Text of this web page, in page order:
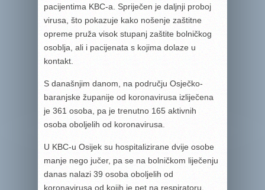
pacijentima KBC-a. Spriječen je daljnji proboj
virusa, što pokazuje kako nošenje zaštitne
opreme pruža visok stupanj zaštite bolničkog
osoblja, ali i pacijenata s kojima dolaze u
kontakt.
S današnjim danom, na području Osječko-
baranjske županije od koronavirusa izliječena
je 361 osoba, pa je trenutno 165 aktivnih
osoba oboljelih od koronavirusa.
U KBC-u Osijek su hospitalizirane dvije osobe
manje nego jučer, pa se na bolničkom liječenju
danas nalazi 39 osoba oboljelih od
koronavirusa od kojih je pet na respiratoru.